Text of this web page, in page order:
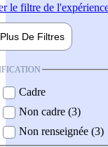
le filtre de
Plus De Filtres
Cadre
Non cadre (3)
Non renseignée (3)